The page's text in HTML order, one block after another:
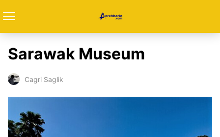
Sarawak Museum
Cagri Saglik